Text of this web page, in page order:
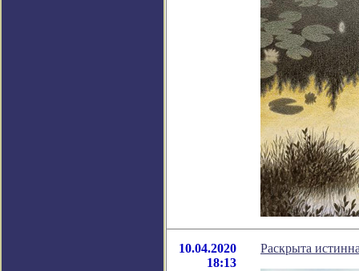
10.04.2020
18:13
Раскрыта